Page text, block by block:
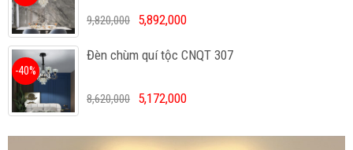
9,820,000 5,892,000
Đèn chùm quí tộc CNQT 307
-40%
8,620,000 5,172,000